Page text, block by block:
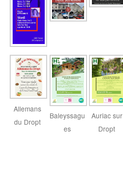
Allemans
du Dropt
Baleyssagu
es
Auriac sur
Dropt